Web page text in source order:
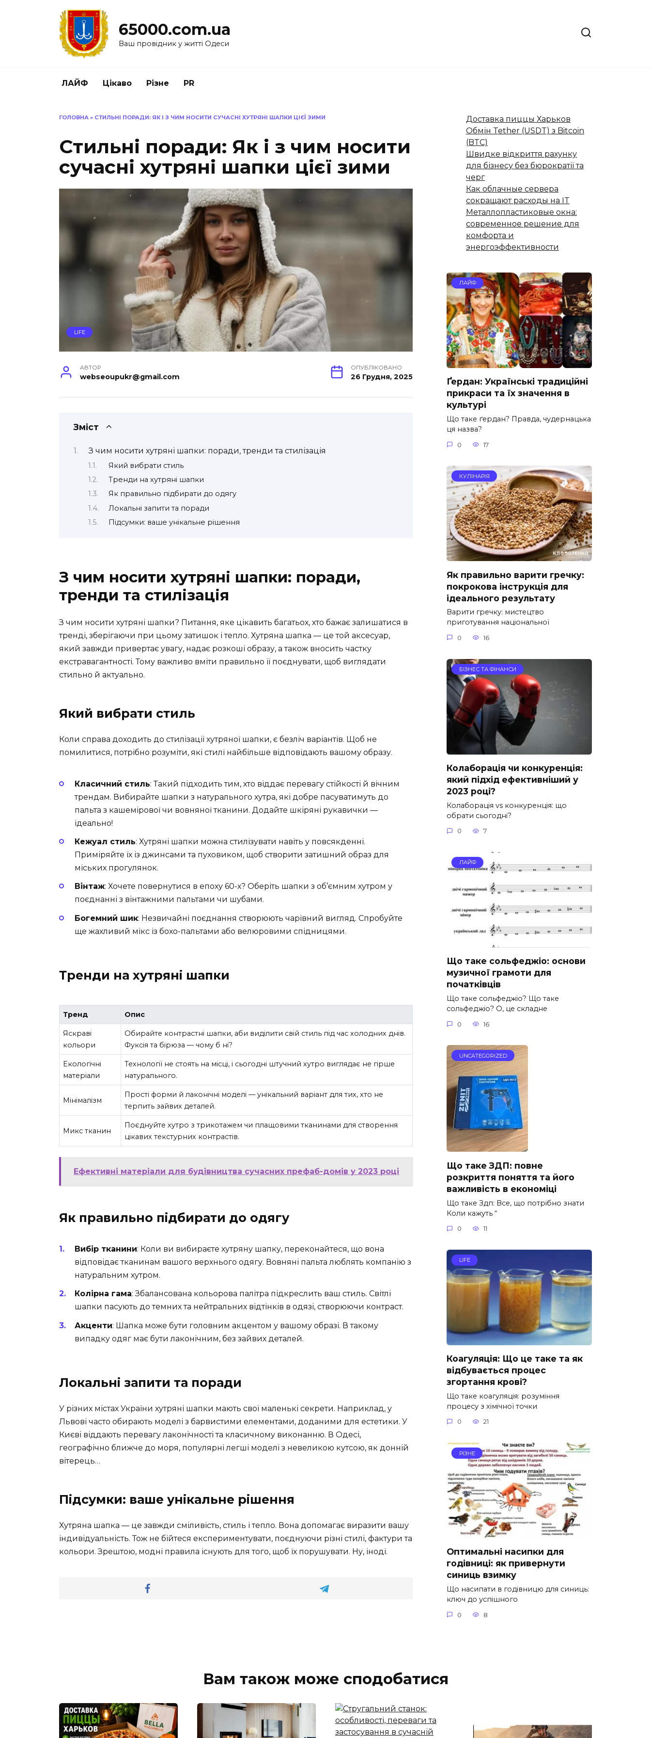
65000.com.ua
Ваш провідник у житті Одеси
ЛАЙФ Цікаво Різне PR
ГОЛОВНА » СТИЛЬНІ ПОРАДИ: ЯК І З ЧИМ НОСИТИ СУЧАСНІ ХУТРЯНІ ШАПКИ ЦІЄЇ ЗИМИ
Стильні поради: Як і з чим носити
сучасні хутряні шапки цієї зими
LIFE
АВТОР
webseoupukr@gmail.com
ОПУБЛІКОВАНО
26 Грудня, 2025
Зміст
З чим носити хутряні шапки: поради, тренди та стилізація
Який вибрати стиль
Тренди на хутряні шапки
Як правильно підбирати до одягу
Локальні запити та поради
Підсумки: ваше унікальне рішення
З чим носити хутряні шапки: поради,
тренди та стилізація
З чим носити хутряні шапки? Питання, яке цікавить багатьох, хто бажає залишатися в
тренді, зберігаючи при цьому затишок і тепло. Хутряна шапка — це той аксесуар,
який завжди привертає увагу, надає розкоші образу, а також вносить частку
екстравагантності. Тому важливо вміти правильно її поєднувати, щоб виглядати
стильно й актуально.
Який вибрати стиль
Коли справа доходить до стилізації хутряної шапки, є безліч варіантів. Щоб не
помилитися, потрібно розуміти, які стилі найбільше відповідають вашому образу.
Класичний стиль: Такий підходить тим, хто віддає перевагу стійкості й вічним
трендам. Вибирайте шапки з натурального хутра, які добре пасуватимуть до
пальта з кашемірової чи вовняної тканини. Додайте шкіряні рукавички —
ідеально!
Кежуал стиль: Хутряні шапки можна стилізувати навіть у повсякденні.
Приміряйте їх із джинсами та пуховиком, щоб створити затишний образ для
міських прогулянок.
Вінтаж: Хочете повернутися в епоху 60-х? Оберіть шапки з об’ємним хутром у
поєднанні з вінтажними пальтами чи шубами.
Богемний шик: Незвичайні поєднання створюють чарівний вигляд. Спробуйте
ще жахливий мікс із бохо-пальтами або велюровими спідницями.
Тренди на хутряні шапки
Тренд Опис
Яскраві
кольори
Обирайте контрастні шапки, аби виділити свій стиль під час холодних днів.
Фуксія та бірюза — чому б ні?
Екологічні
матеріали
Технології не стоять на місці, і сьогодні штучний хутро виглядає не гірше
натурального.
Мінімалізм
Прості форми й лаконічні моделі — унікальний варіант для тих, хто не
терпить зайвих деталей.
Микс тканин
Поєднуйте хутро з трикотажем чи плащовими тканинами для створення
цікавих текстурних контрастів.
Ефективні матеріали для будівництва сучасних префаб-домів у 2023 році
Як правильно підбирати до одягу
Вибір тканини: Коли ви вибираєте хутряну шапку, переконайтеся, що вона
відповідає тканинам вашого верхнього одягу. Вовняні пальта люблять компанію з
натуральним хутром.
Колірна гама: Збалансована кольорова палітра підкреслить ваш стиль. Світлі
шапки пасують до темних та нейтральних відтінків в одязі, створюючи контраст.
Акценти: Шапка може бути головним акцентом у вашому образі. В такому
випадку одяг має бути лаконічним, без зайвих деталей.
Локальні запити та поради
У різних містах України хутряні шапки мають свої маленькі секрети. Наприклад, у
Львові часто обирають моделі з барвистими елементами, доданими для естетики. У
Києві віддають перевагу лаконічності та класичному виконанню. В Одесі,
географічно ближче до моря, популярні легші моделі з невеликою кутсою, як донній
вітерець…
Підсумки: ваше унікальне рішення
Хутряна шапка — це завжди сміливість, стиль і тепло. Вона допомагає виразити вашу
індивідуальність. Тож не бійтеся експериментувати, поєднуючи різні стилі, фактури та
кольори. Зрештою, модні правила існують для того, щоб їх порушувати. Ну, іноді.
Доставка пиццы Харьков
Обмін Tether (USDT) з Bitcoin
(BTC)
Швидке відкриття рахунку
для бізнесу без бюрократії та
черг
Как облачные сервера
сокращают расходы на IT
Металлопластиковые окна:
современное решение для
комфорта и
энергоэффективности
ЛАЙФ
Ґердан: Українські традиційні
прикраси та їх значення в
культурі
Що таке ґердан? Правда, чудернацька
ця назва?
0 17
КУЛІНАРІЯ
Як правильно варити гречку:
покрокова інструкція для
ідеального результату
Варити гречку: мистецтво
приготування національної
0 16
БІЗНЕС ТА ФІНАНСИ
Колаборація чи конкуренція:
який підхід ефективніший у
2023 році?
Колаборація vs конкуренція: що
обрати сьогодні?
0 7
ЛАЙФ
Що таке сольфеджіо: основи
музичної грамоти для
початківців
Що таке сольфеджіо? Що таке
сольфеджіо? О, це складне
0 16
UNCATEGORIZED
Що таке ЗДП: повне
розкриття поняття та його
важливість в економіці
Що таке Здп: Все, що потрібно знати
Коли кажуть “
0 11
LIFE
Коагуляція: Що це таке та як
відбувається процес
згортання крові?
Що таке коагуляція: розуміння
процесу з хімічної точки
0 21
РІЗНЕ
Оптимальні насипки для
годівниці: як привернути
синиць взимку
Що насипати в годівницю для синиць:
ключ до успішного
0 8
Вам також може сподобатися